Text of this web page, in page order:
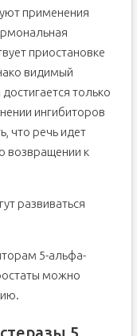
применения
приостановке
видимый
только
ингибиторов
что речь идет
возвращении к
развиваться
5-альфа-
можно